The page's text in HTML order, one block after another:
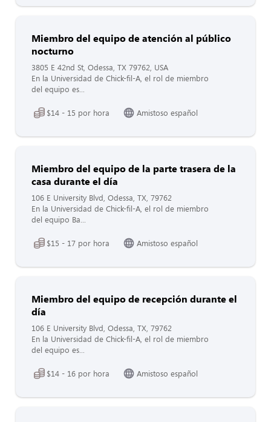
Miembro del equipo de atención al público
nocturno
3805 E 42nd St, Odessa, TX 79762, USA
En la Universidad de Chick-fil-A, el rol de miembro
del equipo es...
$14 - 15 por hora Amistoso español
Miembro del equipo de la parte trasera de la
casa durante el día
106 E University Blvd, Odessa, TX, 79762
En la Universidad de Chick-fil-A, el rol de miembro
del equipo Ba...
$15 - 17 por hora Amistoso español
Miembro del equipo de recepción durante el
día
106 E University Blvd, Odessa, TX, 79762
En la Universidad de Chick-fil-A, el rol de miembro
del equipo es...
$14 - 16 por hora Amistoso español